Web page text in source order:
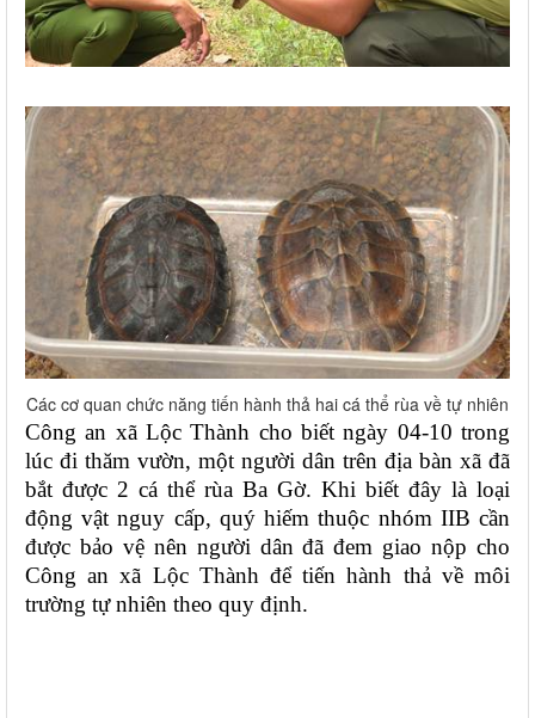
Các cơ quan chức năng tiến hành thả hai cá thể rùa về tự nhiên
Công an xã Lộc Thành cho biết ngày 04-10 trong
lúc đi thăm vườn, một người dân trên địa bàn xã đã
bắt được 2 cá thể rùa Ba Gờ. Khi biết đây là loại
động vật nguy cấp, quý hiếm thuộc nhóm IIB cần
được bảo vệ nên người dân đã đem giao nộp cho
Công an xã Lộc Thành để tiến hành thả về môi
trường tự nhiên theo quy định.